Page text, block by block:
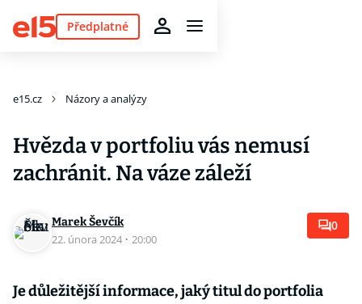
Předplatné
e15.cz Názory a analýzy
Hvězda v portfoliu vás nemusí
zachránit. Na váze záleží
Marek Ševčík
22. února 2024 · 20:00
0
Je důležitější informace, jaký titul do portfolia